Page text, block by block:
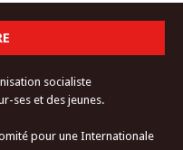
socialiste
ses et des jeunes.
pour une Internationale